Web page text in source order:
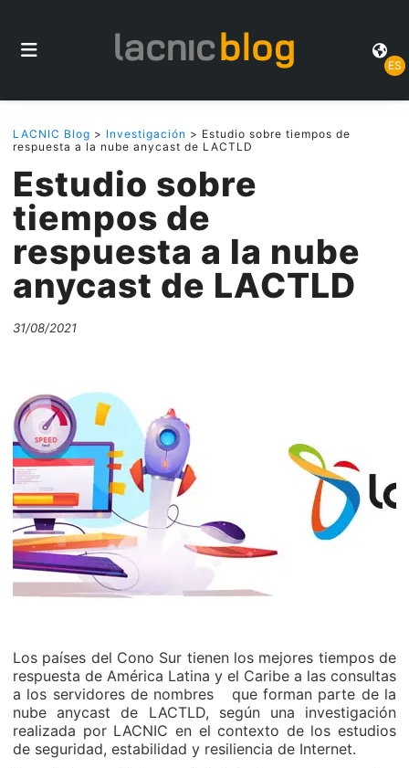
ES
LACNIC Blog > Investigación > Estudio sobre tiempos de
respuesta a la nube anycast de LACTLD
Estudio sobre
tiempos de
respuesta a la nube
anycast de LACTLD
31/08/2021
Los países del Cono Sur tienen los mejores tiempos de
respuesta de América Latina y el Caribe a las consultas
a los servidores de nombres que forman parte de la
nube anycast de LACTLD, según una investigación
realizada por LACNIC en el contexto de los estudios
de seguridad, estabilidad y resiliencia de Internet.